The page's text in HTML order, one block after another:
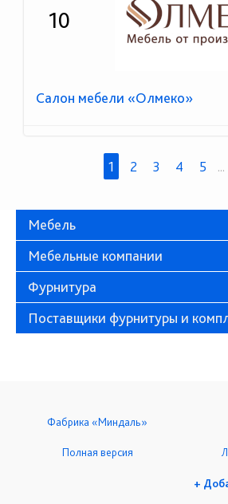
10
Салон мебели «Олмеко»
1 2 3 4 5 ...
Мебель
Мебельные компании
Фурнитура
Поставщики фурнитуры и
Фабрика «Миндаль»
Полная версия
+